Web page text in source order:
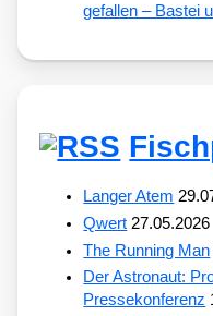
gefallen – Bastei
Langer Atem
Qwert 27.05.2026
The Running Man
Der Astronaut:
Pressekonferenz